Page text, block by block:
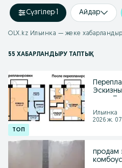
Сүзгілер·1 Айдар
OLX.kz Ильинка — жеке
55 ХАБАРЛАНДЫРУ ТАПТЫҚ
Ильинка
2026 ж.
продам